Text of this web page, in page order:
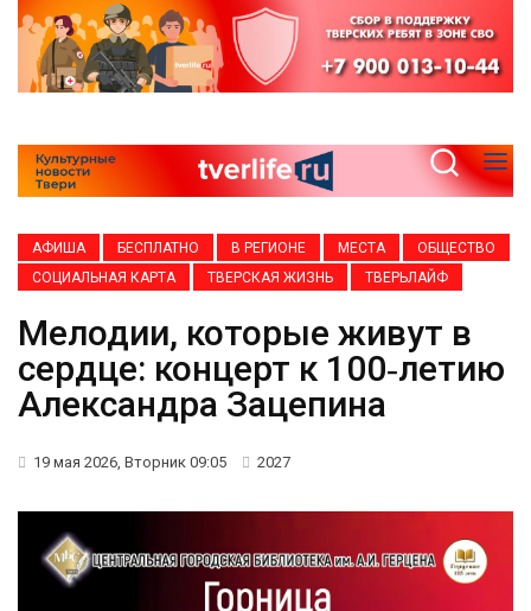
АФИША БЕСПЛАТНО В РЕГИОНЕ МЕСТА
ОБЩЕСТВО
СОЦИАЛЬНАЯ КАРТА
ТВЕРСКАЯ ЖИЗНЬ ТВЕРЬЛАЙФ
Мелодии, которые живут в
сердце: концерт к 100‑летию
Александра Зацепина
19 мая 2026, Вторник 09:05 2027